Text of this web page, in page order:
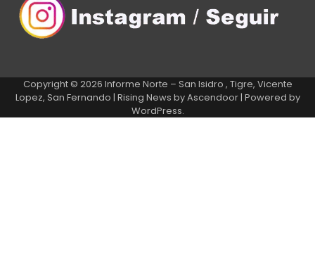
Copyright © 2026 Informe Norte – San Isidro , Tigre, Vicente
Lopez, San Fernando | Rising News byAscendoor| Powered by
WordPress.